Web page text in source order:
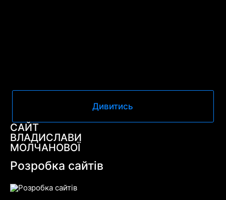
Дивитись
САЙТ
ВЛАДИСЛАВИ
МОЛЧАНОВОЇ
Розробка сайтів